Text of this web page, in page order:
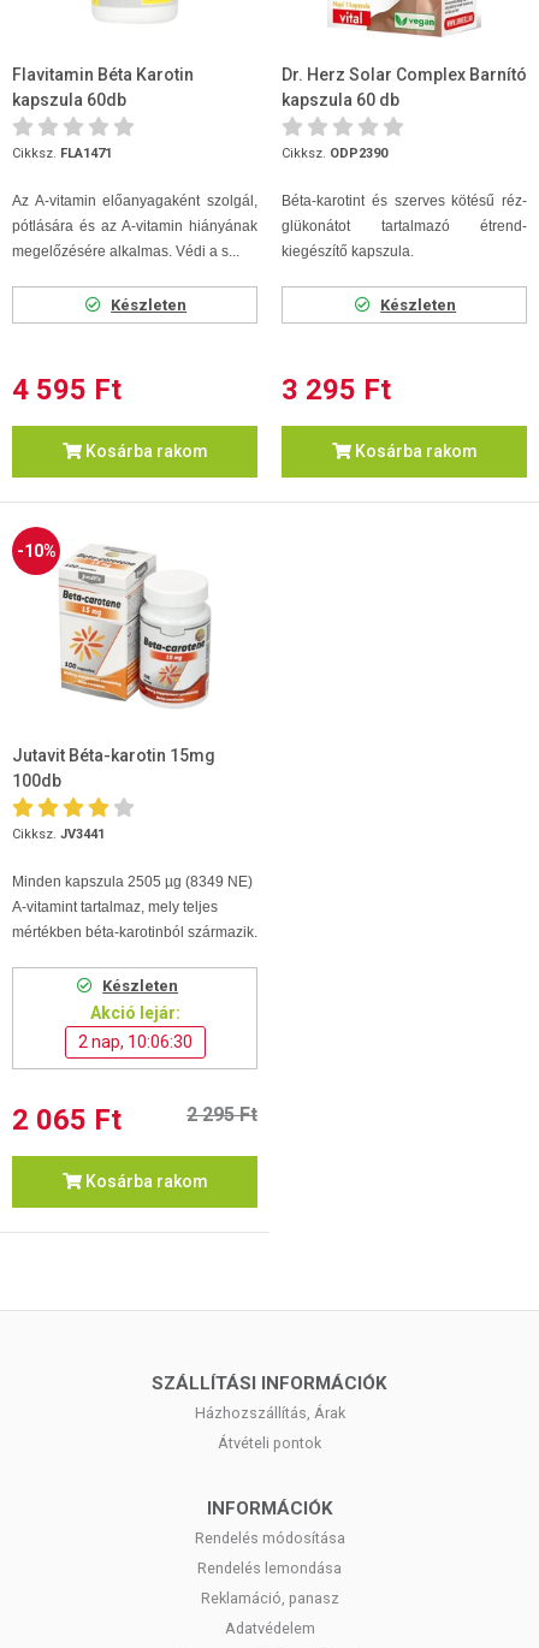
Flavitamin Béta Karotin
kapszula 60db
Cikksz. FLA1471
Az A-vitamin előanyagaként szolgál,
pótlására és az A-vitamin hiányának
megelőzésére alkalmas. Védi a s...
Készleten
4 595 Ft
Kosárba rakom
Dr. Herz Solar Complex Barnító
kapszula 60 db
Cikksz. ODP2390
Béta-karotint és szerves kötésű réz-
glükonátot tartalmazó étrend-
kiegészítő kapszula.
Készleten
3 295 Ft
Kosárba rakom
-10%
Jutavit Béta-karotin 15mg
100db
Cikksz. JV3441
Minden kapszula 2505 µg (8349 NE)
A-vitamint tartalmaz, mely teljes
mértékben béta-karotinból származik.
Készleten
Akció lejár:
2 nap, 10:06:29
2 065 Ft 2 295 Ft
Kosárba rakom
SZÁLLÍTÁSI INFORMÁCIÓK
Házhozszállítás, Árak
Átvételi pontok
INFORMÁCIÓK
Rendelés módosítása
Rendelés lemondása
Reklamáció, panasz
Adatvédelem